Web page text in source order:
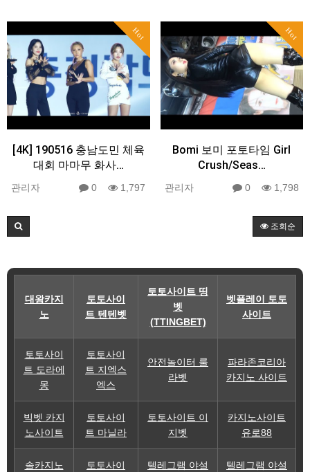
Hot
[4K] 190516 충남도민 체육
대회 마마무 화사…
관리자 0 1,797
Hot
Bomi 보미 포토타임 Girl
Crush/Seas…
관리자 0 1,798
조회순
대왕카지
노
토토사이
트 텐텐벳
토토사이트 띵
벳
(TTINGBET)
벳플레이 토토
사이트
토토사이
트 도라에
몽
토토사이
트 지엑스
엑스
안전놀이터 룰
라벳
파라존코리아
카지노 사이트
빅벳 카지
노사이트
토토사이
트 마닐라
토토사이트 이
지벳
카지노사이트
유로88
솔카지노
토토사이
텔레그램 야설
텔레그램 야설